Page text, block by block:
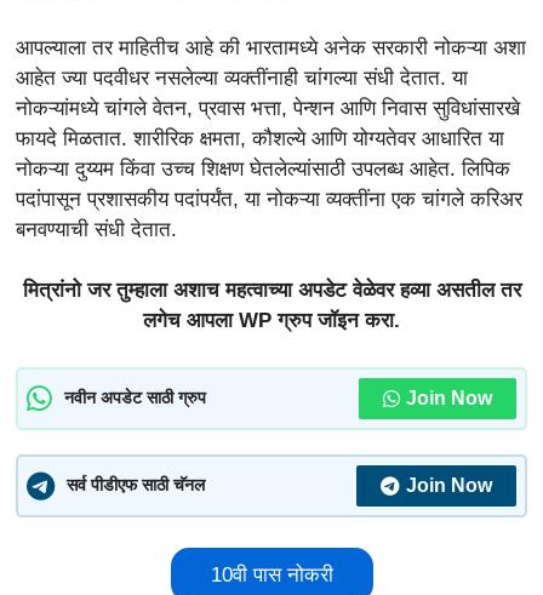
आपल्याला तर माहितीच आहे की भारतामध्ये अनेक सरकारी नोकऱ्या अशा
आहेत ज्या पदवीधर नसलेल्या व्यक्तींनाही चांगल्या संधी देतात. या
नोकऱ्यांमध्ये चांगले वेतन, प्रवास भत्ता, पेन्शन आणि निवास सुविधांसारखे
फायदे मिळतात. शारीरिक क्षमता, कौशल्ये आणि योग्यतेवर आधारित या
नोकऱ्या दुय्यम किंवा उच्च शिक्षण घेतलेल्यांसाठी उपलब्ध आहेत. लिपिक
पदांपासून प्रशासकीय पदांपर्यंत, या नोकऱ्या व्यक्तींना एक चांगले करिअर
बनवण्याची संधी देतात.
मित्रांनो जर तुम्हाला अशाच महत्वाच्या अपडेट वेळेवर हव्या असतील तर
लगेच आपला WP ग्रुप जॉइन करा.
नवीन अपडेट साठी ग्रुप Join Now
सर्व पीडीएफ साठी चॅनल Join Now
10वी पास नोकरी